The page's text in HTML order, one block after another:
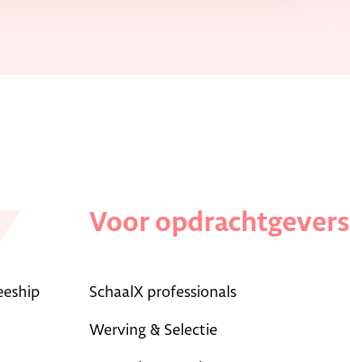
Voor opdrachtgevers
SchaalX professionals
Werving & Selectie